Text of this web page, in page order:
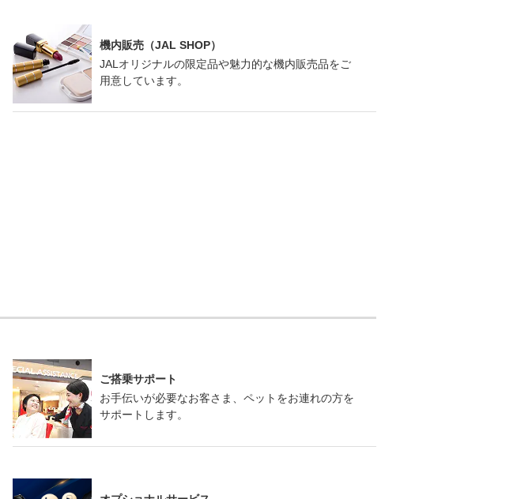
機内販売（JAL SHOP）
JALオリジナルの限定品や魅力的な機内販売品をご
用意しています。
ご搭乗サポート
お手伝いが必要なお客さま、ペットをお連れの方を
サポートします。